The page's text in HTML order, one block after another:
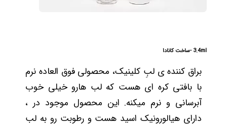
3.4ml -ساخت کانادا
براق کننده ی لبِ کلینیک، محصولی فوق العاده نرم
با بافتی کره ای هست که لب هارو خیلی خوب
آبرسانی و نرم میکنه. این محصول موجود در ،
دارای هیالورونیک اسید هست و رطوبت رو به لب